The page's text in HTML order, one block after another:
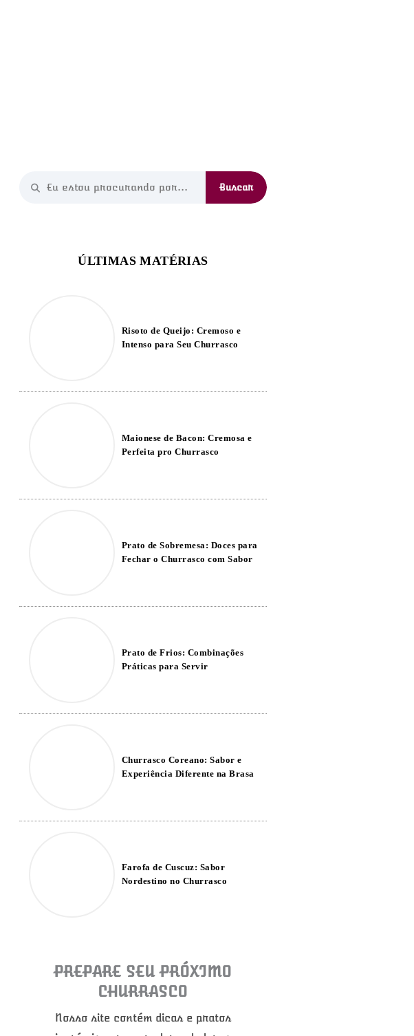
Risoto de Queijo: Cremoso e
Intenso para Seu Churrasco
Maionese de Bacon: Cremosa e
Perfeita pro Churrasco
Prato de Sobremesa: Doces para
Fechar o Churrasco com Sabor
Prato de Frios: Combinações
Práticas para Servir
Churrasco Coreano: Sabor e
Experiência Diferente na Brasa
Farofa de Cuscuz: Sabor
Nordestino no Churrasco
PREPARE SEU PRÓXIMO
CHURRASCO
Nosso site contém dicas e pratos